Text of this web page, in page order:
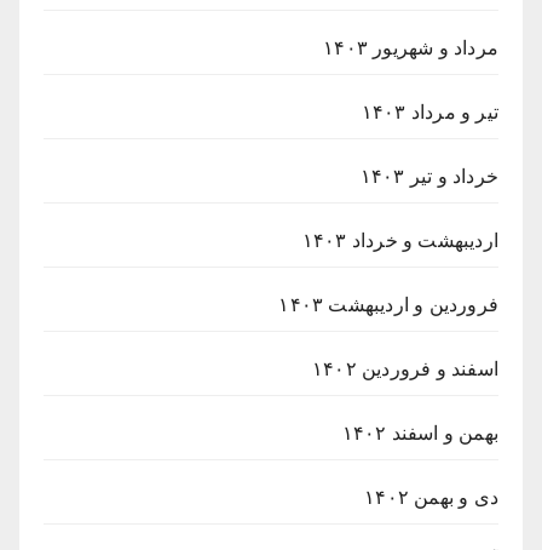
مرداد و شهریور ۱۴۰۳
تیر و مرداد ۱۴۰۳
خرداد و تیر ۱۴۰۳
اردیبهشت و خرداد ۱۴۰۳
فروردین و اردیبهشت ۱۴۰۳
اسفند و فروردین ۱۴۰۲
بهمن و اسفند ۱۴۰۲
دی و بهمن ۱۴۰۲